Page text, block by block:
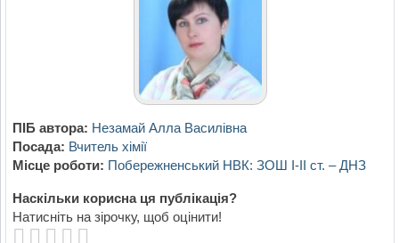
ПІБ автора: Незамай Алла Василівна
Посада: Вчитель хімії
Місце роботи: Побережненський НВК: ЗОШ I-II ст. – ДНЗ
Наскільки корисна ця публікація?
Натисніть на зірочку, щоб оцінити!